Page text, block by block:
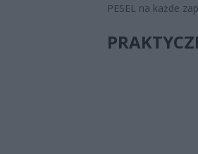
PESEL na każde